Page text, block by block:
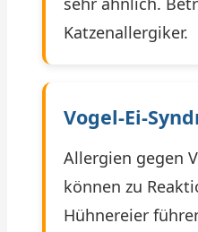
Katzenallergiker.
Vogel-Ei-
Allergien gegen
können zu
Hühnereier